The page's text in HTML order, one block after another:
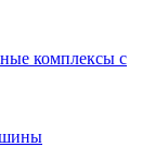
комплексы с